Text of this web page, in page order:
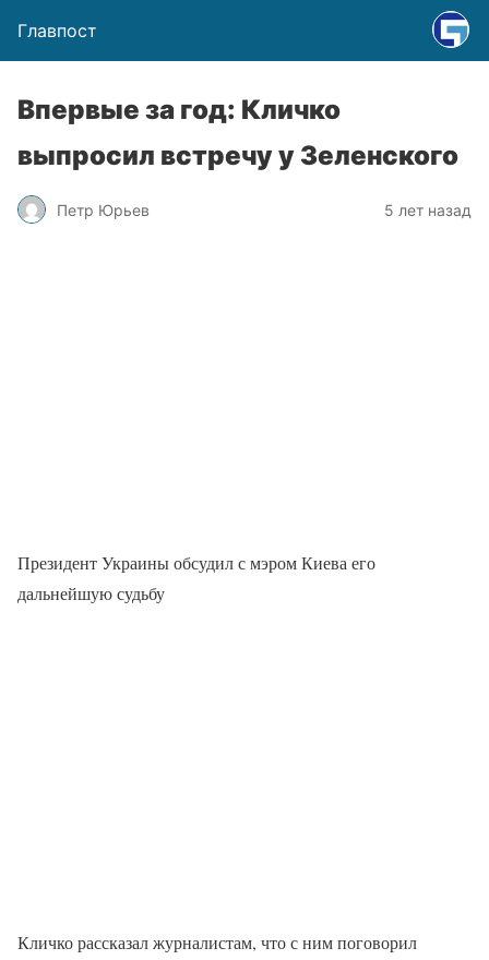
Главпост
Впервые за год: Кличко
выпросил встречу у Зеленского
Петр Юрьев 5 лет назад
Президент Украины обсудил с мэром Киева его
дальнейшую судьбу
Кличко рассказал журналистам, что с ним поговорил